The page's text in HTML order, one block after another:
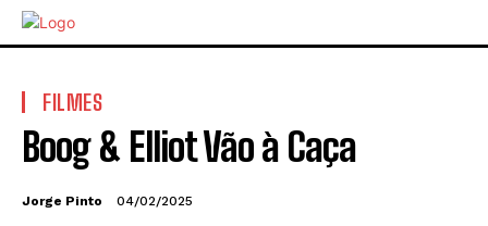
FILMES
Boog & Elliot Vão à Caça
Jorge Pinto 04/02/2025